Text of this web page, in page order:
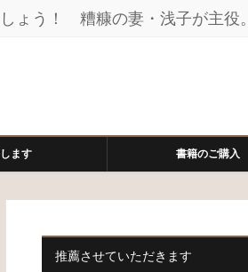
ょう！ 糟糠の妻・浅子が主役。
ます 書籍のご購入
推薦させていただきます